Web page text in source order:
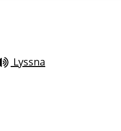
Lyssna